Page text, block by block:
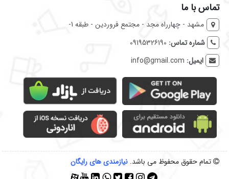
تماس با ما
مشهد - چهارراه مجد - مجتمع فروردین - طبقه 1-
شماره تماس: 09195326190
ایمیل: info@gmail.com
تمام حقوق محفوظ می باشد.نیازمندی‌ های رایگان